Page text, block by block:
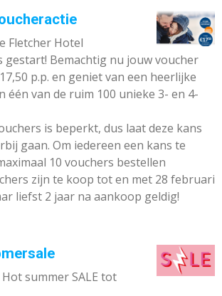
Fletcher Hotel
gestart! Bemachtig nu jouw voucher
p.p. en geniet van een heerlijke
één van de ruim 100 unieke 3- en 4-
is beperkt, dus laat deze kans
gaan. Om iedereen een kans te
10 vouchers bestellen
zijn te koop tot en met 28 februari
liefst 2 jaar na aankoop geldig!
summer SALE tot